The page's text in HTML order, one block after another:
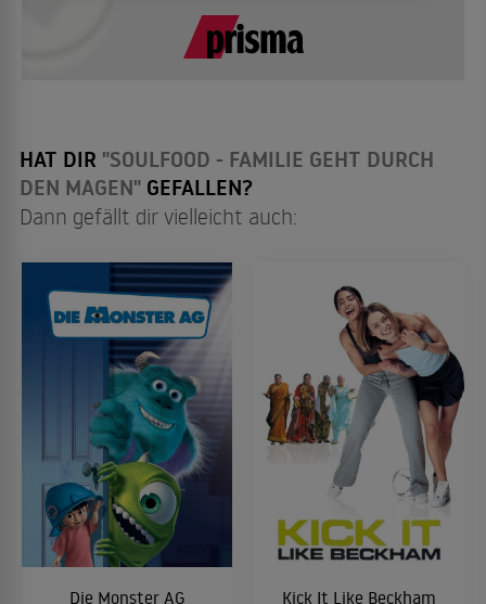
HAT DIR "SOULFOOD - FAMILIE GEHT DURCH
DEN MAGEN" GEFALLEN?
Dann gefällt dir vielleicht auch:
Die Monster AG Kick It Like Beckham